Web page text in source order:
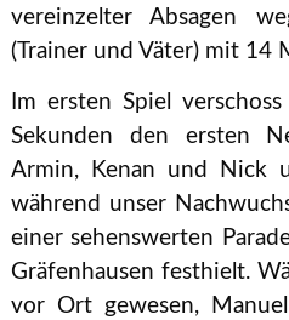
vereinzelter Absagen
(Trainer und Väter) mit 14
Im ersten Spiel
Sekunden den ersten
Armin, Kenan und Nick
während unser
einer sehenswerten
Gräfenhausen festhielt.
vor Ort gewesen,